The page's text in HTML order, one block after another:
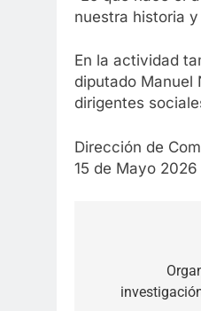
nuestra historia
En la actividad
diputado Manuel
dirigentes
Dirección de
15 de Mayo 2026